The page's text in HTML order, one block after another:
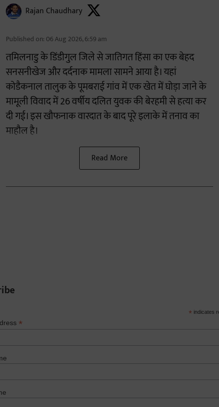
Rajan Chaudhary
Published on: 06 Aug 2026, 6:59 am
तमिलनाडु के डिंडीगुल जिले से जातिगत हिंसा का एक बेहद
सनसनीखेज और दर्दनाक मामला सामने आया है। यहां
कोडैकनाल तालुक के पूमबराई गांव में एक खेत में घोड़ा जाने के
मामूली विवाद में 26 वर्षीय दलित युवक की बेरहमी से हत्या कर
दी गई। इस खौफनाक वारदात के बाद पूरे इलाके में तनाव का
माहौल है।
Read More
* indicates
*